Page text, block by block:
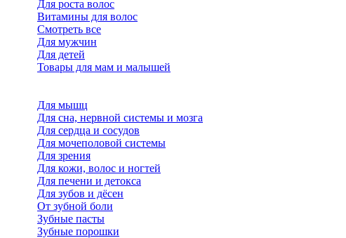
Для роста волос
Витамины для волос
Смотреть все
Для мужчин
Для детей
Товары для мам и малышей
Для мышц
Для сна, нервной системы и мозга
Для сердца и сосудов
Для мочеполовой системы
Для зрения
Для кожи, волос и ногтей
Для печени и детокса
Для зубов и дёсен
От зубной боли
Зубные пасты
Зубные порошки